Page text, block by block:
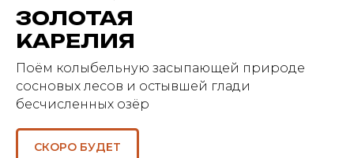
ЗОЛОТАЯ
КАРЕЛИЯ
Поём колыбельную засыпающей природе
сосновых лесов и остывшей глади
бесчисленных озёр
СКОРО БУДЕТ